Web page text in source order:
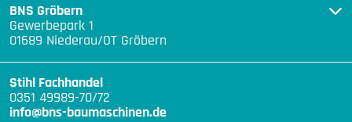
BNS Gröbern
Gewerbepark 1
01689 Niederau/OT Gröbern
Stihl Fachhandel
0351 49989-70/72
info@bns-baumaschinen.de